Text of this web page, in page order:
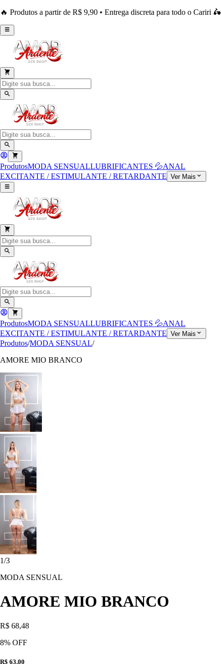
🔥 Produtos a partir de R$ 9,90 • Entrega discreta para todo o Cariri 🛵
ProdutosMODA SENSUALLUBRIFICANTES 💦ANAL
EXCITANTE / ESTIMULANTE / RETARDANTE Ver Mais
ProdutosMODA SENSUALLUBRIFICANTES 💦ANAL
EXCITANTE / ESTIMULANTE / RETARDANTE Ver Mais
Produtos/MODA SENSUAL/
AMORE MIO BRANCO
1/3
MODA SENSUAL
AMORE MIO BRANCO
R$ 68,48
8% OFF
R$ 63,00